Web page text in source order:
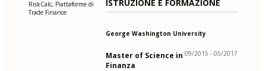
RiskCalc, Piattaforme di
Trade Finance
ISTRUZIONE E FORMAZIONE
George Washington University
Master of Science in
Finanza
09/2015 - 05/2017